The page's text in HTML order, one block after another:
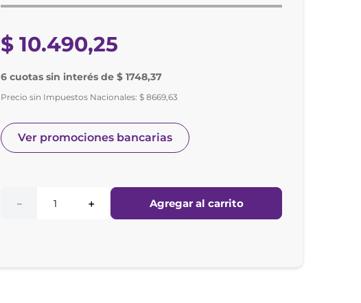
$ 10.490,25
6 cuotas sin interés de $ 1748,37
Precio sin Impuestos Nacionales:$ 8669,63
Ver promociones bancarias
＋
－ Agregar al carrito